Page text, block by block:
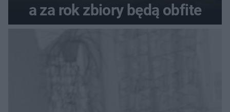
a za rok zbiory będą obfite